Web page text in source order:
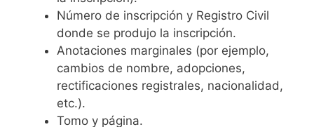
Número de inscripción y Registro Civil
donde se produjo la inscripción.
Anotaciones marginales (por ejemplo,
cambios de nombre, adopciones,
rectificaciones registrales, nacionalidad,
etc.).
Tomo y página.